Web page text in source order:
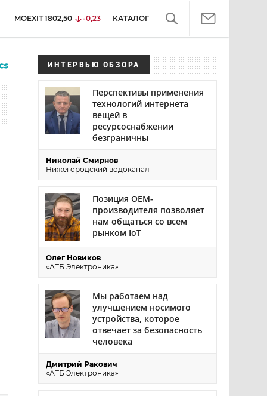
MOEXIT 1802,50 -0,23 КАТАЛОГ
ИНТЕРВЬЮ ОБЗОРА
Перспективы применения
технологий интернета
вещей в
ресурсоснабжении
безграничны
Николай Смирнов
Нижегородский водоканал
Позиция ОЕМ-
производителя позволяет
нам общаться со всем
рынком IoT
Олег Новиков
«АТБ Электроника»
Мы работаем над
улучшением носимого
устройства, которое
отвечает за безопасность
человека
Дмитрий Ракович
«АТБ Электроника»